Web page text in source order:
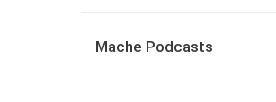
Mache Podcasts